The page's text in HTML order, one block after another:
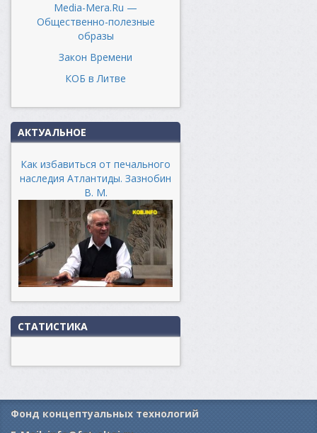
Media-Mera.Ru —
Общественно-полезные
образы
Закон Времени
КОБ в Литве
АКТУАЛЬНОЕ
Как избавиться от печального
наследия Атлантиды. Зазнобин
В. М.
СТАТИСТИКА
Фонд концептуальных технологий